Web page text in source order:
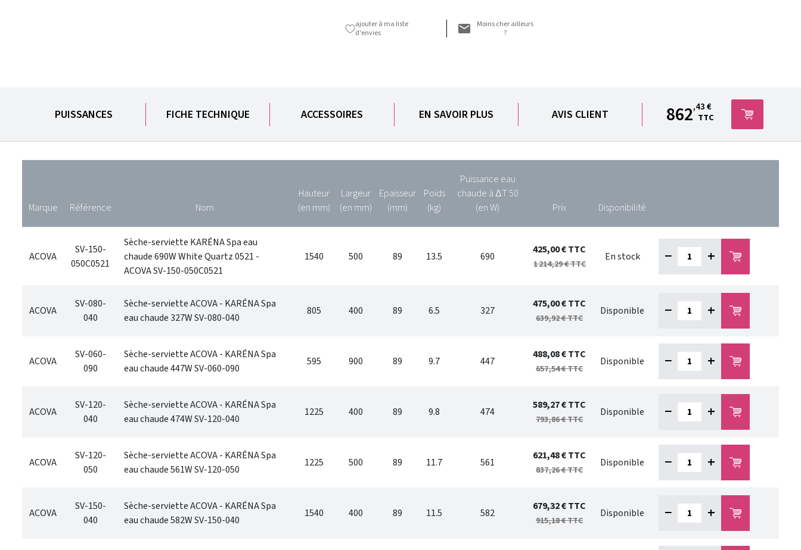
ajouter à ma liste
d’envies
Moins cher ailleurs
?
PUISSANCES FICHE TECHNIQUE ACCESSOIRES EN SAVOIR PLUS AVIS CLIENT 862,43 €
TTC
Marque Référence Nom
Hauteur
(en mm)
Largeur
(en mm)
Epaisseur
(mm)
Poids
(kg)
Puissance eau
chaude à ∆T 50
(en W)
Prix Disponibilité
ACOVA
SV-150-
050C0521
Sèche-serviette KARÉNA Spa eau
chaude 690W White Quartz 0521 -
ACOVA SV-150-050C0521
1540 500 89 13.5 690
425,00 €TTC
1 214,29 €TTC
En stock − +
ACOVA
SV-080-
040
Sèche-serviette ACOVA - KARÉNA Spa
eau chaude 327W SV-080-040
805 400 89 6.5 327
475,00 €TTC
639,92 €TTC
Disponible − +
ACOVA
SV-060-
090
Sèche-serviette ACOVA - KARÉNA Spa
eau chaude 447W SV-060-090
595 900 89 9.7 447
488,08 €TTC
657,54 €TTC
Disponible − +
ACOVA
SV-120-
040
Sèche-serviette ACOVA - KARÉNA Spa
eau chaude 474W SV-120-040
1225 400 89 9.8 474
589,27 €TTC
793,86 €TTC
Disponible − +
ACOVA
SV-120-
050
Sèche-serviette ACOVA - KARÉNA Spa
eau chaude 561W SV-120-050
1225 500 89 11.7 561
621,48 €TTC
837,26 €TTC
Disponible − +
ACOVA
SV-150-
040
Sèche-serviette ACOVA - KARÉNA Spa
eau chaude 582W SV-150-040
1540 400 89 11.5 582
679,32 €TTC
915,18 €TTC
Disponible − +